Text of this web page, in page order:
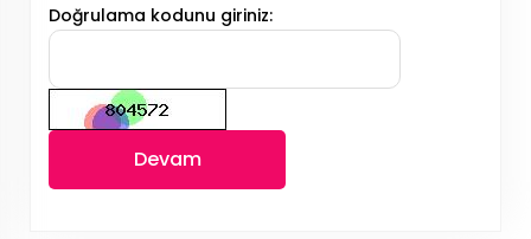
Doğrulama kodunu giriniz:
Devam